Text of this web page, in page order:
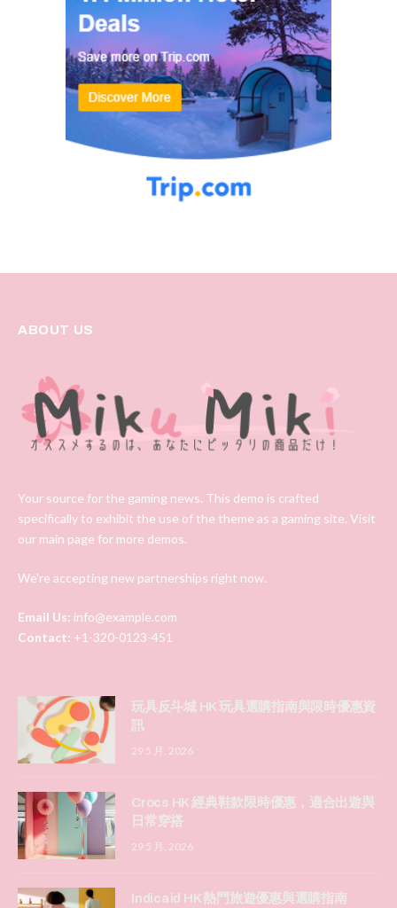
ABOUT US
Your source for the gaming news. This demo is crafted
specifically to exhibit the use of the theme as a gaming site. Visit
our main page for more demos.
We're accepting new partnerships right now.
Email Us: info@example.com
Contact: +1-320-0123-451
玩具反斗城 HK 玩具選購指南與限時優惠資
訊
29 5 月, 2026
Crocs HK 經典鞋款限時優惠，適合出遊與
日常穿搭
29 5 月, 2026
Indicaid HK 熱門旅遊優惠與選購指南